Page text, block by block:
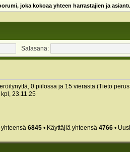
joka kokoaa yhteen harrastajien ja
Salasana:
0 piilossa ja 15 vierasta (Tieto
23.11.25
6845• Käyttäjiä yhteensä 4766•